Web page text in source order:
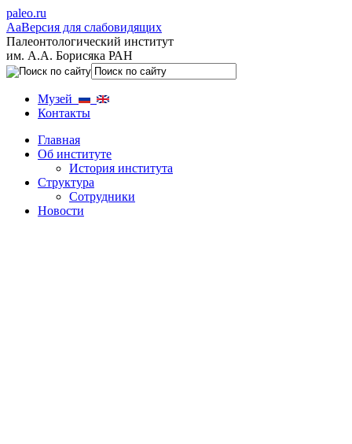
paleo.ru
AaВерсия для слабовидящих
Палеонтологический институт
им. А.А. Борисяка РАН
Музей
Контакты
Главная
Об институте
История института
Структура
Сотрудники
Новости